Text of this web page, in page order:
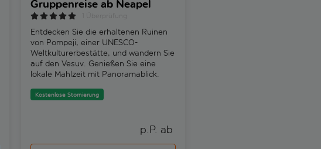
Gruppenreise ab Neapel
Entdecken Sie die erhaltenen Ruinen
von Pompeji, einer UNESCO-
Weltkulturerbestätte, und wandern Sie
auf den Vesuv. Genießen Sie eine
lokale Mahlzeit mit Panoramablick.
Kostenlose Stornierung
p.P. ab